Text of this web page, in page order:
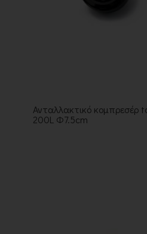
Ανταλλακτικό κομπρεσέρ
200L Φ7.5cm